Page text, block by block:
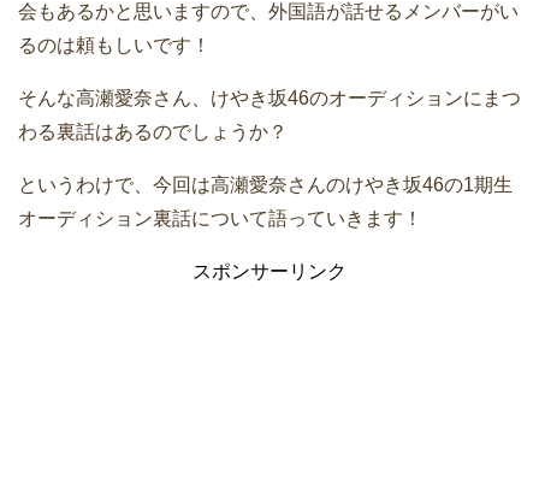
会もあるかと思いますので、外国語が話せるメンバーがい
るのは頼もしいです！
そんな高瀬愛奈さん、けやき坂46のオーディションにまつ
わる裏話はあるのでしょうか？
というわけで、今回は高瀬愛奈さんのけやき坂46の1期生
オーディション裏話について語っていきます！
スポンサーリンク